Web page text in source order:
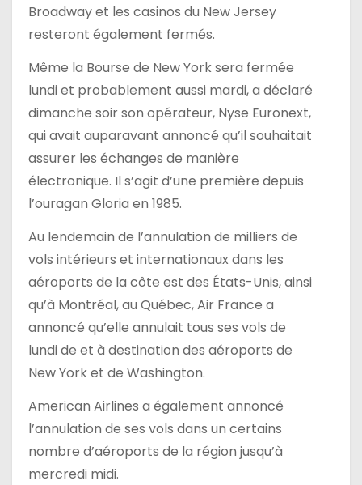
Broadway et les casinos du New Jersey
resteront également fermés.
Même la Bourse de New York sera fermée
lundi et probablement aussi mardi, a déclaré
dimanche soir son opérateur, Nyse Euronext,
qui avait auparavant annoncé qu’il souhaitait
assurer les échanges de manière
électronique. Il s’agit d’une première depuis
l’ouragan Gloria en 1985.
Au lendemain de l’annulation de milliers de
vols intérieurs et internationaux dans les
aéroports de la côte est des États-Unis, ainsi
qu’à Montréal, au Québec, Air France a
annoncé qu’elle annulait tous ses vols de
lundi de et à destination des aéroports de
New York et de Washington.
American Airlines a également annoncé
l’annulation de ses vols dans un certains
nombre d’aéroports de la région jusqu’à
mercredi midi.